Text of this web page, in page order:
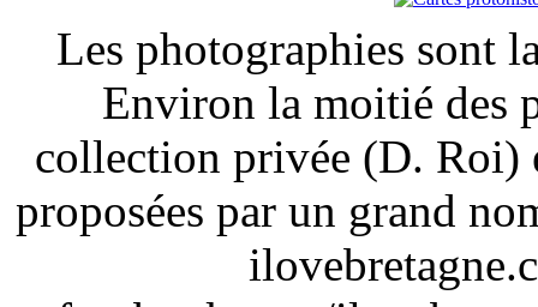
Les photographies sont
Environ la moitié des
collection privée (D. Roi)
proposées par un grand